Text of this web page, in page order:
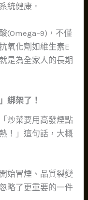
統健康。
(Omega-9)，不僅
氧化劑如維生素E
是為全家人的長期
綁架了！
炒菜要用高發煙點
！」這句話，大概
始冒煙、品質裂變
略了更重要的一件